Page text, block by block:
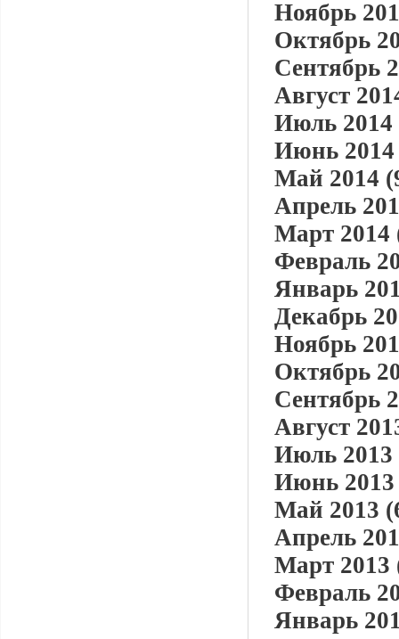
Ноябрь
Октябрь
Сентябрь
Август
Июль 2014
Июнь 2014
Май 2014
Апрель
Март 2014
Февраль
Январь
Декабрь
Ноябрь
Октябрь
Сентябрь
Август
Июль 2013
Июнь 2013
Май 2013
Апрель
Март 2013
Февраль
Январь